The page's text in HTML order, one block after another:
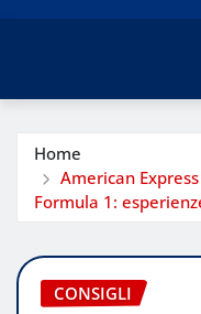
Home
American
Formula 1:
CONSIGLI